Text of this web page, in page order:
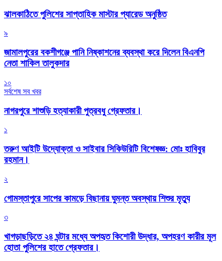
‎ঝালকাঠিতে পুলিশের সাপ্তাহিক মাস্টার প্যারেড অনুষ্ঠিত
৯
জামালপুরের বকশীগঞ্জে পানি নিষ্কাশনের ব্যবস্থা করে দিলেন বিএনপি
নেতা শাকিল তালুকদার
১০
সর্বশেষ সব খবর
নাগরপুরে শাশুড়ি হত্যাকারী পুত্রবধু গ্রেফতার।
১
তরুণ আইটি উদ্যোক্তা ও সাইবার সিকিউরিটি বিশেষজ্ঞ: মোঃ হাবিবুর
রহমান।
২
গোমস্তাপুরে সাপের কামড়ে বিছানায় ঘুমন্ত অবস্থায় শিশুর মৃত্যু
৩
খাগড়াছড়িতে ২৪ ঘন্টার মধ্যে অপহৃত কিশোরী উদ্ধার, অপহরণ কারীর মূল
হোতা পুলিশের হাতে গ্রেফতার।